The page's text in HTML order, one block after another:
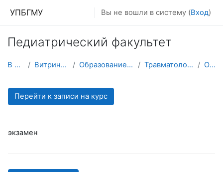
УПБГМУ Вы не вошли в систему (Вход)
Педиатрический факультет
В начало Витрина курсов 3KL Образование 2025-2026 уч.год Травматологии и ортопедии О курсе
Перейти к записи на курс
экзамен